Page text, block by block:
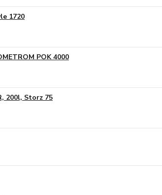
1720
POK 4000
200l, Storz 75